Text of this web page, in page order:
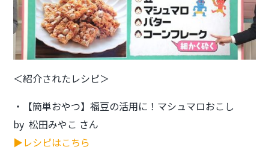
＜紹介されたレシピ＞
・【簡単おやつ】福豆の活用に！マシュマロおこし
by 松田みやこ さん
▶レシピはこちら